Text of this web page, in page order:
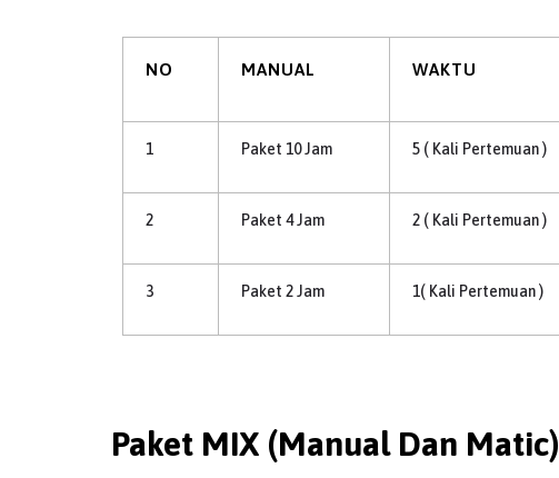
NO MANUAL WAKTU
1 Paket 10 Jam 5 ( Kali Pertemuan )
2 Paket 4 Jam 2 ( Kali Pertemuan )
3 Paket 2 Jam 1( Kali Pertemuan )
Paket MIX (Manual Dan Matic)